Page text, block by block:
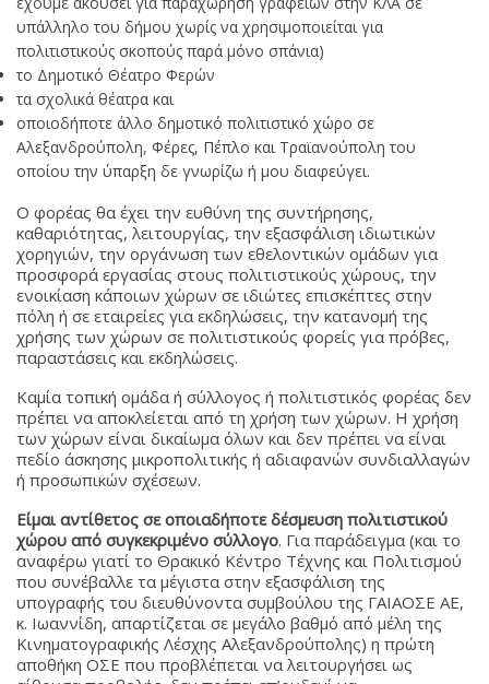
υπάλληλο του δήμου χωρίς να χρησιμοποιείται για
πολιτιστικούς σκοπούς παρά μόνο σπάνια)
το Δημοτικό Θέατρο Φερών
τα σχολικά θέατρα και
οποιοδήποτε άλλο δημοτικό πολιτιστικό χώρο σε
Αλεξανδρούπολη, Φέρες, Πέπλο και Τραϊανούπολη του
οποίου την ύπαρξη δε γνωρίζω ή μου διαφεύγει.
Ο φορέας θα έχει την ευθύνη της συντήρησης,
καθαριότητας, λειτουργίας, την εξασφάλιση ιδιωτικών
χορηγιών, την οργάνωση των εθελοντικών ομάδων για
προσφορά εργασίας στους πολιτιστικούς χώρους, την
ενοικίαση κάποιων χώρων σε ιδιώτες επισκέπτες στην
πόλη ή σε εταιρείες για εκδηλώσεις, την κατανομή της
χρήσης των χώρων σε πολιτιστικούς φορείς για πρόβες,
παραστάσεις και εκδηλώσεις.
Καμία τοπική ομάδα ή σύλλογος ή πολιτιστικός φορέας δεν
πρέπει να αποκλείεται από τη χρήση των χώρων. Η χρήση
των χώρων είναι δικαίωμα όλων και δεν πρέπει να είναι
πεδίο άσκησης μικροπολιτικής ή αδιαφανών συνδιαλλαγών
ή προσωπικών σχέσεων.
Είμαι αντίθετος σε οποιαδήποτε δέσμευση πολιτιστικού
χώρου από συγκεκριμένο σύλλογο. Για παράδειγμα (και το
αναφέρω γιατί τo Θρακικό Κέντρο Τέχνης και Πολιτισμού
που συνέβαλλε τα μέγιστα στην εξασφάλιση της
υπογραφής του διευθύνοντα συμβούλου της ΓΑΙΑΟΣΕ ΑΕ,
κ. Ιωαννίδη, απαρτίζεται σε μεγάλο βαθμό από μέλη της
Κινηματογραφικής Λέσχης Αλεξανδρούπολης) η πρώτη
αποθήκη ΟΣΕ που προβλέπεται να λειτουργήσει ως